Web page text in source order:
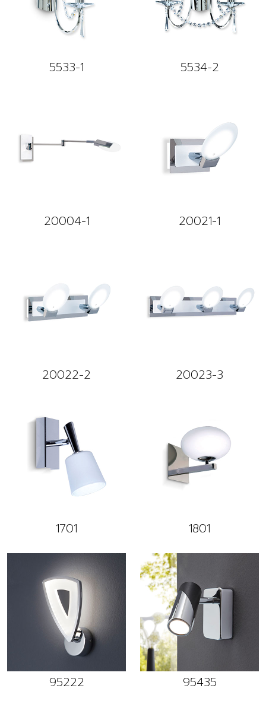
5533-1 5534-2
20004-1 20021-1
20022-2 20023-3
1701 1801
95222 95435